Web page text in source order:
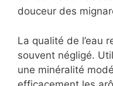
directement le profil
92°C et 96°C. Une
accentue
température
sous-extrait et